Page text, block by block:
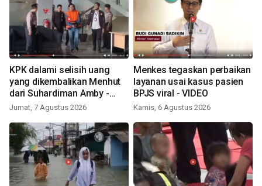
KPK dalami selisih uang
yang dikembalikan Menhut
dari Suhardiman Amby -
VIDEO
Jumat, 7 Agustus 2026
Menkes tegaskan perbaikan
layanan usai kasus pasien
BPJS viral - VIDEO
Kamis, 6 Agustus 2026